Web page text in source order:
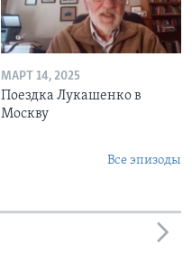
МАРТ 14, 2025
Поездка Лукашенко в
Москву
Все эпизоды